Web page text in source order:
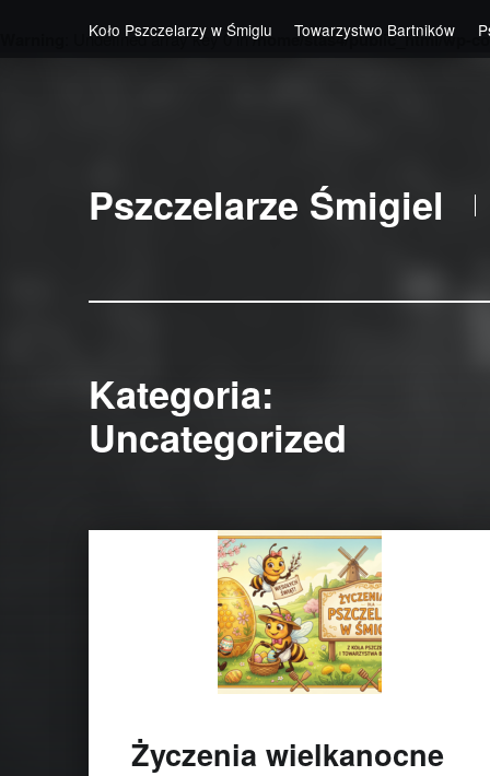
: Undefined array key 0 in/home/stas4/public_html/wp-
Koło Pszczelarzy w Śmiglu Towarzystwo Bartników
Pszczelarze Śmigiel
Kategoria:
Uncategorized
Życzenia wielkanocne